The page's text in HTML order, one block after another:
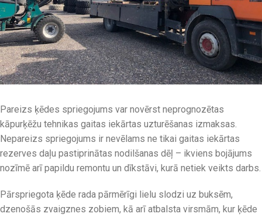
Pareizs ķēdes spriegojums var novērst neprognozētas
kāpurķēžu tehnikas gaitas iekārtas uzturēšanas izmaksas.
Nepareizs spriegojums ir nevēlams ne tikai gaitas iekārtas
rezerves daļu pastiprinātas nodilšanas dēļ – ikviens bojājums
nozīmē arī papildu remontu un dīkstāvi, kurā netiek veikts darbs.
Pārspriegota ķēde rada pārmērīgi lielu slodzi uz buksēm,
dzenošās zvaigznes zobiem, kā arī atbalsta virsmām, kur ķēde